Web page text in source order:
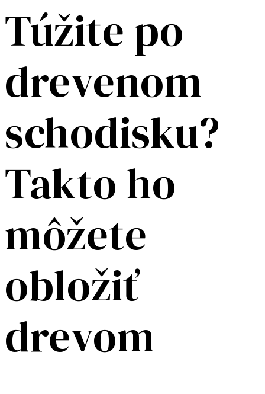
Túžite po
drevenom
schodisku?
Takto ho
môžete
obložiť
drevom